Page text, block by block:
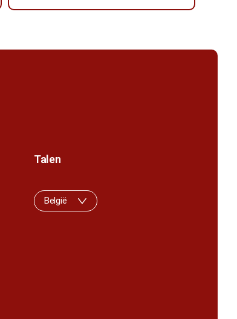
Talen
België